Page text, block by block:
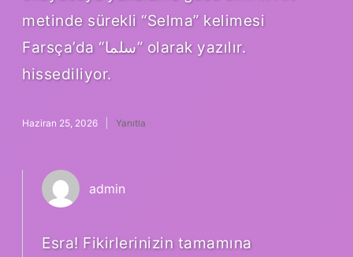
metinde sürekli “Selma” kelimesi
Farsça’da “سلما” olarak yazılır.
hissediliyor.
Haziran 25, 2026 Yanıtla
admin
Esra! Fikirlerinizin tamamına